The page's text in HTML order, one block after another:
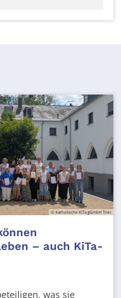
© Katholische KiTa gGmbH Trier
– auch KiTa-
was sie